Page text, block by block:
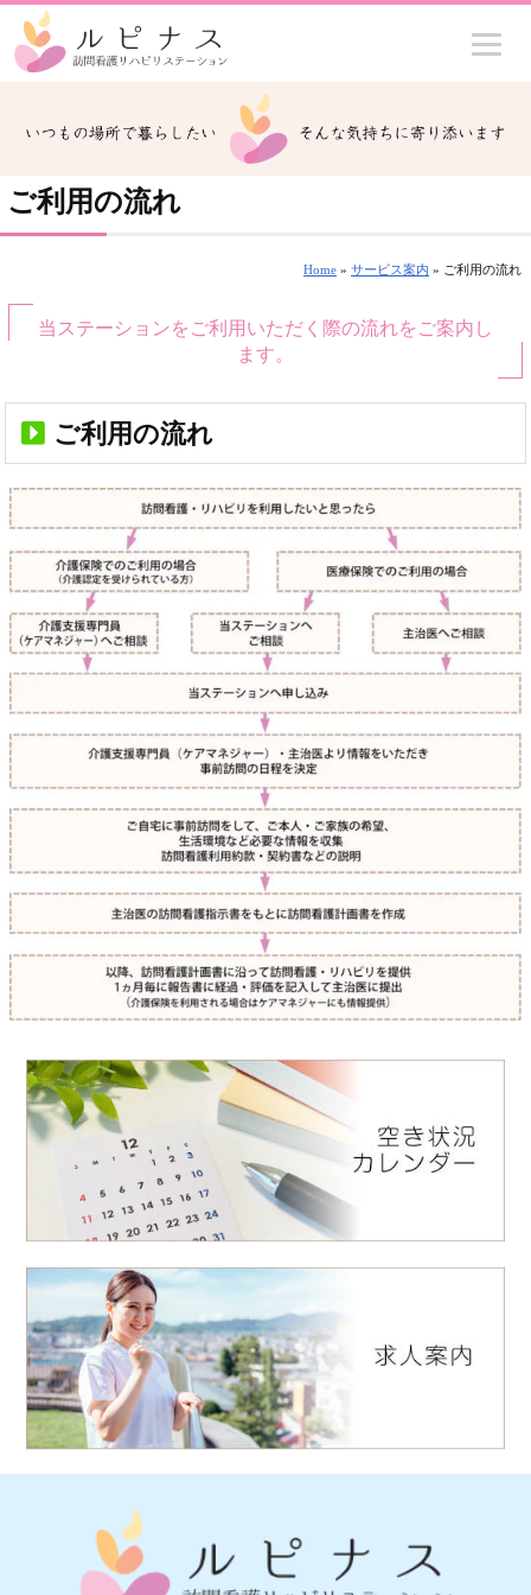
ご利用の流れ
Home » サービス案内 » ご利用の流れ
当ステーションをご利用いただく際の流れをご案内し
ます。
ご利用の流れ